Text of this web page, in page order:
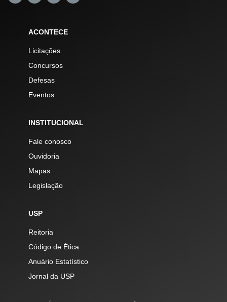
ACONTECE
Licitações
Concursos
Defesas
Eventos
INSTITUCIONAL
Fale conosco
Ouvidoria
Mapas
Legislação
USP
Reitoria
Código de Ética
Anuário Estatístico
Jornal da USP